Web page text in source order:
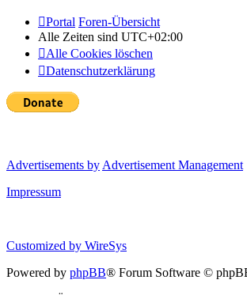
Portal Foren-Übersicht
Alle Zeiten sind UTC+02:00
Alle Cookies löschen
Datenschutzerklärung
Advertisements by Advertisement Management
Impressum
Customized by WireSys
Powered by phpBB® Forum Software ©